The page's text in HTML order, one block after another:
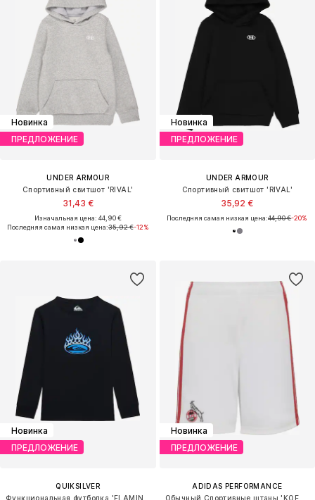
Новинка
ПРЕДЛОЖЕНИЕ
UNDER ARMOUR
Спортивный свитшот 'RIVAL'
31,43 €
Изначальная цена: 44,90 €
Последняя самая низкая цена:35,92 €-12%
Новинка
ПРЕДЛОЖЕНИЕ
UNDER ARMOUR
Спортивный свитшот 'RIVAL'
35,92 €
Последняя самая низкая цена:44,90 €-20%
Новинка
ПРЕДЛОЖЕНИЕ
QUIKSILVER
Новинка
ПРЕДЛОЖЕНИЕ
ADIDAS PERFORMANCE